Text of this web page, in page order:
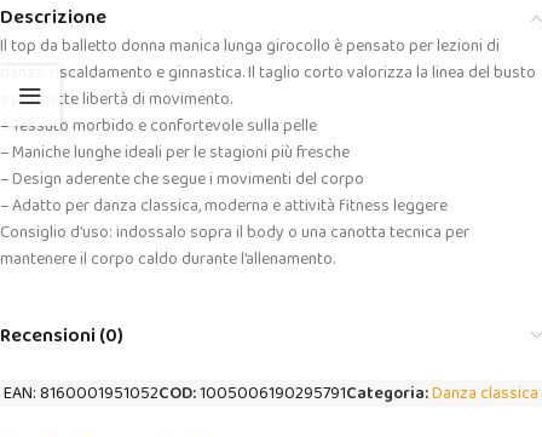
Descrizione
Il top da balletto donna manica lunga girocollo è pensato per lezioni di
danza, riscaldamento e ginnastica. Il taglio corto valorizza la linea del busto
e permette libertà di movimento.
– Tessuto morbido e confortevole sulla pelle
– Maniche lunghe ideali per le stagioni più fresche
– Design aderente che segue i movimenti del corpo
– Adatto per danza classica, moderna e attività fitness leggere
Consiglio d’uso: indossalo sopra il body o una canotta tecnica per
mantenere il corpo caldo durante l’allenamento.
Recensioni (0)
EAN:8160001951052COD:1005006190295791Categoria:Danza classica